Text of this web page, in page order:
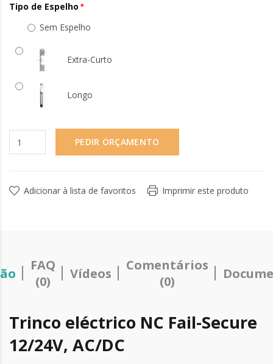
Tipo de Espelho
Sem Espelho
Extra-Curto
Longo
PEDIR ORÇAMENTO
Adicionar à lista de favoritos Imprimir este produto
FAQ
(0)
Vídeos
Comentários
(0)
Trinco eléctrico NC Fail-Secure
12/24V, AC/DC